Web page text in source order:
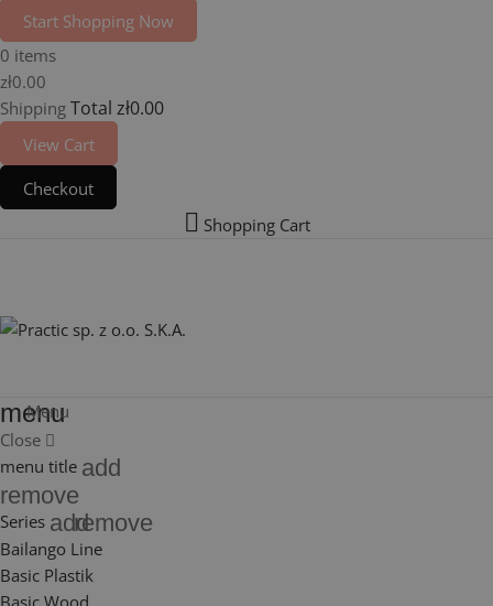
Start Shopping Now
0 items
zł0.00
Shipping Total zł0.00
View Cart
Checkout
Shopping Cart
menu
Menu
Close
menu title add
remove
Series addremove
Bailango Line
Basic Plastik
Basic Wood